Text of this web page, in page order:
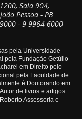
Sala 904,
Pessoa - PB
- 9 9964-6000
pela Universidade
pela Fundação Getúlio
em Direito pelo
pela Faculdade de
é Doutorando em
de livros e artigos.
Assessoria e